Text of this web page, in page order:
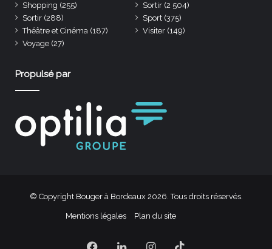
Shopping (255) Sortir (2 504)
Sortir (288) Sport (375)
Théâtre et Cinéma (187) Visiter (149)
Voyage (27)
Propulsé par
© Copyright Bouger à Bordeaux 2026. Tous droits réservés.
Mentions légales Plan du site
Facebook
LinkedinInstagram